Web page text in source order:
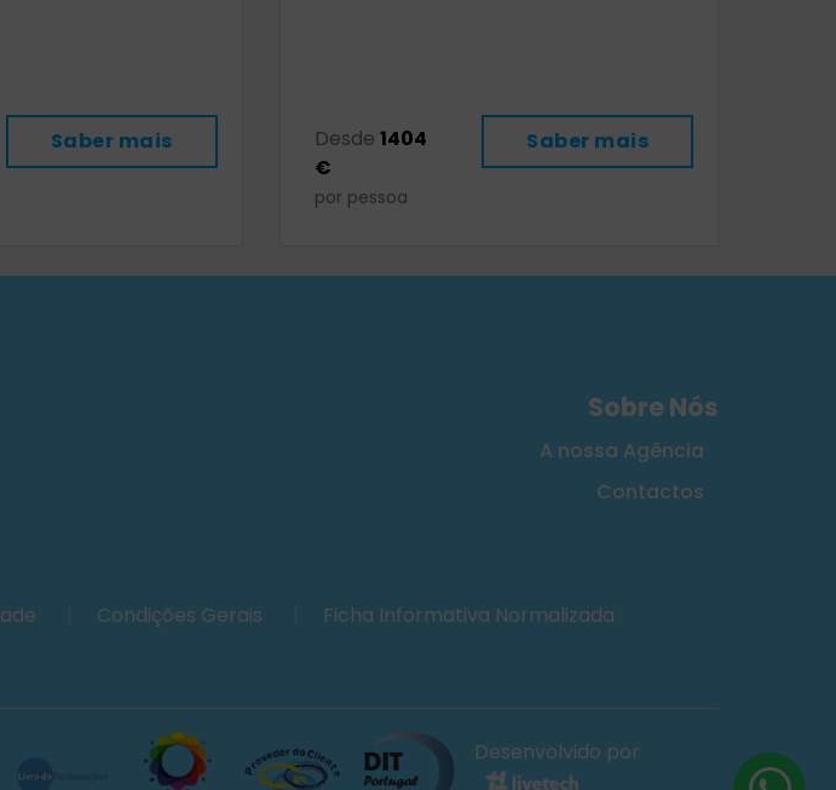
Saber mais Desde 1404
€
por pessoa
Saber mais
Sobre Nós
A nossa Agência
Contactos
Condições Gerais Ficha Informativa Normalizada
Desenvolvido por